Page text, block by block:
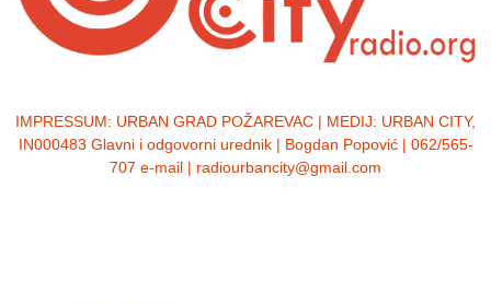
IMPRESSUM: URBAN GRAD POŽAREVAC | MEDIJ: URBAN CITY,
IN000483 Glavni i odgovorni urednik | Bogdan Popović | 062/565-
707 e-mail | radiourbancity@gmail.com